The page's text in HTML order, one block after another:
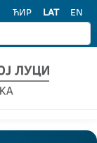
ЋИР LAT EN